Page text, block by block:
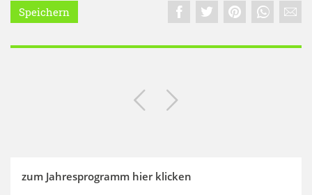
Speichern
zum Jahresprogramm hier klicken